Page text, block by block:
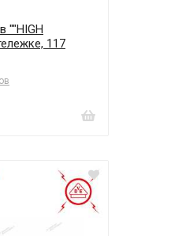
""HIGH
117